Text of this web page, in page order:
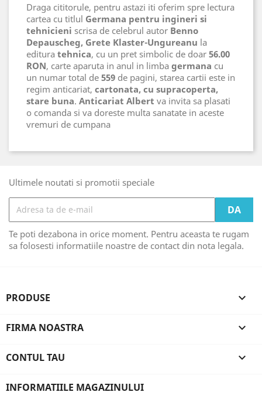
Draga cititorule, pentru astazi iti oferim spre lectura
cartea cu titlul Germana pentru ingineri si
tehnicieni scrisa de celebrul autor Benno
Depauscheg, Grete Klaster-Ungureanu la
editura tehnica, cu un pret simbolic de doar 56.00
RON, carte aparuta in anul in limba germana cu
un numar total de 559 de pagini, starea cartii este in
regim anticariat, cartonata, cu supracoperta,
stare buna. Anticariat Albert va invita sa plasati
o comanda si va doreste multa sanatate in aceste
vremuri de cumpana
Ultimele noutati si promotii speciale
Te poti dezabona in orice moment. Pentru aceasta te rugam
sa folosesti informatiile noastre de contact din nota legala.
PRODUSE 
FIRMA NOASTRA 
CONTUL TAU 
INFORMATIILE MAGAZINULUI